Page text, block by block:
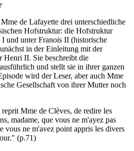
de Lafayette drei unterschiedliche
Hofstruktur: die Hofstruktur
und unter Franois II (historische
in der Einleitung mit der
Henri II. Sie beschreibt die
und stellt sie in ihrer ganzen
wird der Leser, aber auch Mme
Gesellschaft von ihrer Mutter noch
Mme de Clèves, de redire les
madame, que vous ne m'ayez pas
vous ne m'avez point appris les divers
(p.71)